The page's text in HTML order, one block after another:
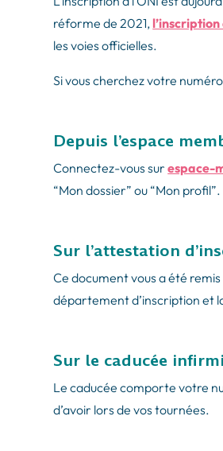
réforme de 2021,
les voies officielles.
Si vous cherchez votre
Depuis l’espace
Connectez-vous surespace-
“Mon dossier” ou “Mon profil”.
Sur l’attestation
Ce document vous a été
département d’inscription et
Sur le caducée
Le caducée comporte votre
d’avoir lors de vos tournées.